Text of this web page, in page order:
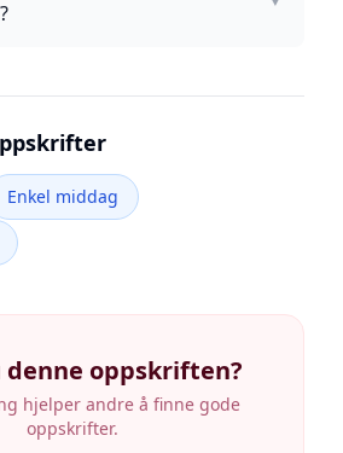
Enkel middag
denne oppskriften?
hjelper andre å finne gode
oppskrifter.